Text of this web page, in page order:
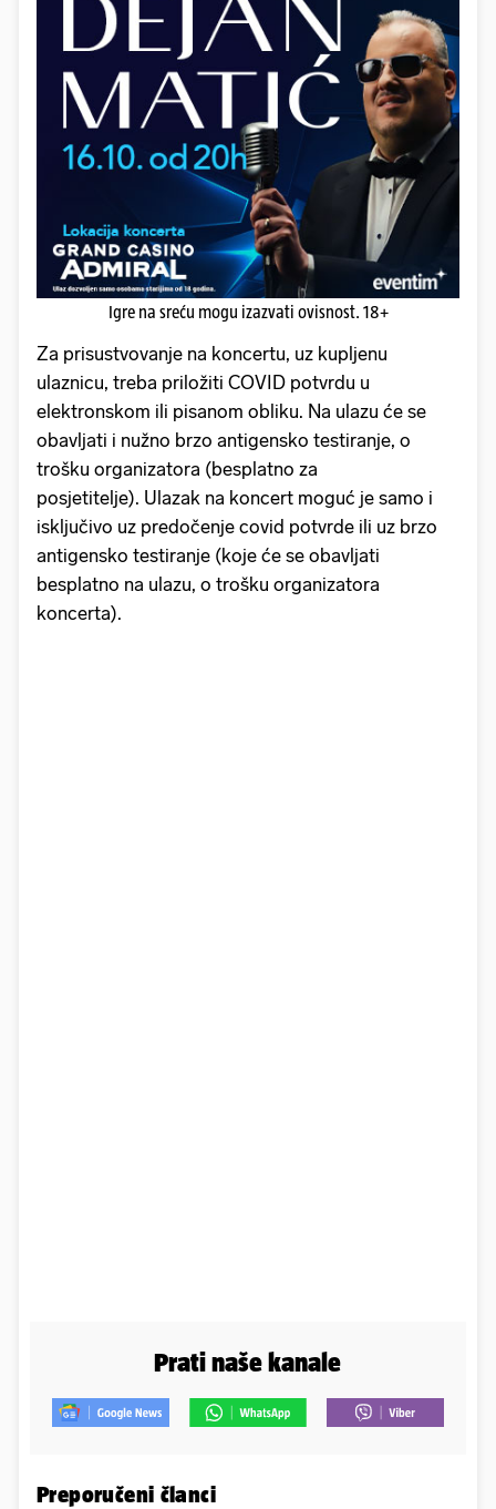
Igre na sreću mogu izazvati ovisnost. 18+
Za prisustvovanje na koncertu, uz kupljenu
ulaznicu, treba priložiti COVID potvrdu u
elektronskom ili pisanom obliku. Na ulazu će se
obavljati i nužno brzo antigensko testiranje, o
trošku organizatora (besplatno za
posjetitelje). Ulazak na koncert moguć je samo i
isključivo uz predočenje covid potvrde ili uz brzo
antigensko testiranje (koje će se obavljati
besplatno na ulazu, o trošku organizatora
koncerta).
Prati naše kanale
Preporučeni članci